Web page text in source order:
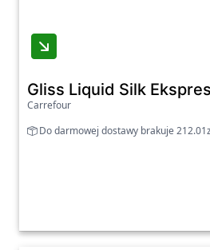
Gliss Liquid Silk
Carrefour
Do darmowej dostawy brakuje